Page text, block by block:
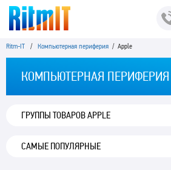
Ritm-IT / Компьютерная периферия / Apple
КОМПЬЮТЕРНАЯ ПЕРИФЕРИЯ
ГРУППЫ ТОВАРОВ APPLE